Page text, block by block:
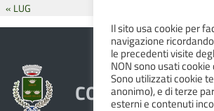
« LUG
COMUNE DI
Il sito usa cookie per
navigazione
le precedenti visite
NON sono usati
Sono utilizzati cookie
anonimo), e di terze
esterni e contenuti